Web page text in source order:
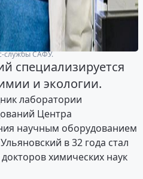
службы САФУ.
специализируется
и экологии.
лаборатории
Центра
научным оборудованием
в 32 года стал
химических наук